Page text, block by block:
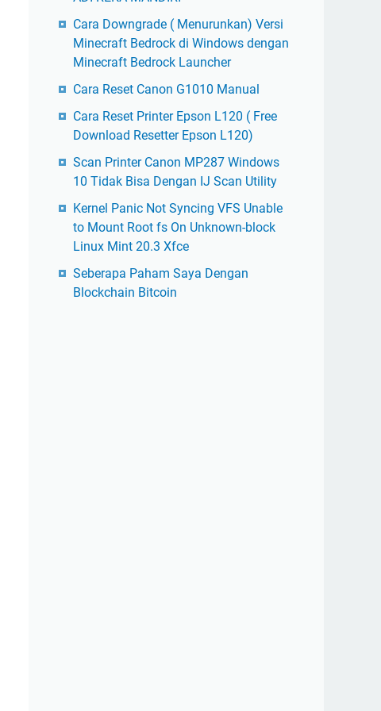
Cara Downgrade ( Menurunkan) Versi
Minecraft Bedrock di Windows dengan
Minecraft Bedrock Launcher
Cara Reset Canon G1010 Manual
Cara Reset Printer Epson L120 ( Free
Download Resetter Epson L120)
Scan Printer Canon MP287 Windows
10 Tidak Bisa Dengan IJ Scan Utility
Kernel Panic Not Syncing VFS Unable
to Mount Root fs On Unknown-block
Linux Mint 20.3 Xfce
Seberapa Paham Saya Dengan
Blockchain Bitcoin